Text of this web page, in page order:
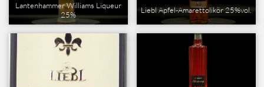
Lantenhammer Williams Liqueur
25%
Liebl Apfel-Amarettolikör 25%vol.